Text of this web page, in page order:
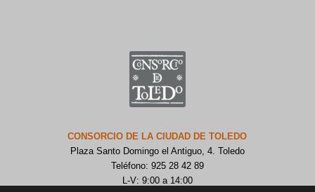
CONSORCIO DE LA CIUDAD DE TOLEDO
Plaza Santo Domingo el Antiguo, 4. Toledo
Teléfono: 925 28 42 89
L-V: 9:00 a 14:00